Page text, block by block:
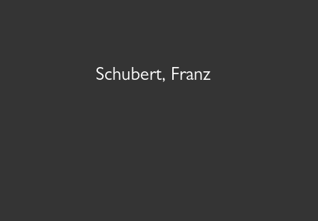
Schubert, Franz